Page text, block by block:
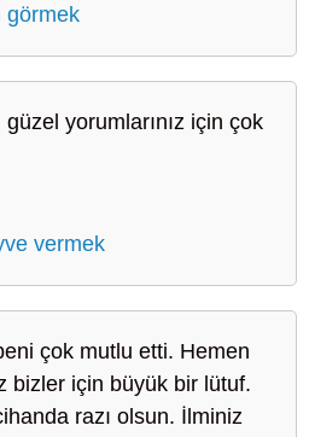
görmek
yorumlarınız için çok
vermek
çok mutlu etti. Hemen
bizler için büyük bir lütuf.
razı olsun. İlminiz